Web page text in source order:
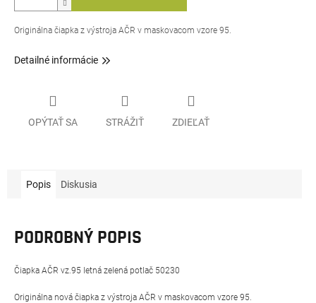
Originálna čiapka z výstroja AČR v maskovacom vzore 95.
Detailné informácie
OPÝTAŤ SA STRÁŽIŤ ZDIEĽAŤ
Popis Diskusia
PODROBNÝ POPIS
Čiapka AČR vz.95 letná zelená potlač 50230
Originálna nová čiapka z výstroja AČR v maskovacom vzore 95.